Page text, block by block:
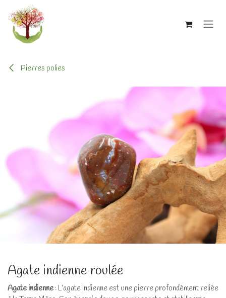
Se rendre au contenu
Pierres polies
Agate indienne roulée
Agate indienne : L’agate indienne est une pierre profondément reliée